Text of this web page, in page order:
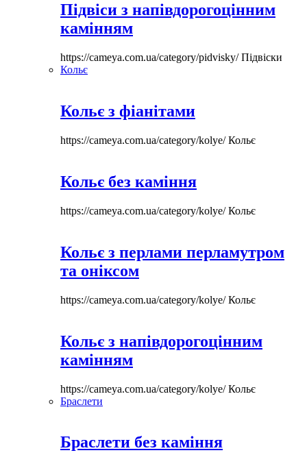
Підвіси з напівдорогоцінним
камінням
https://cameya.com.ua/category/pidvisky/Підвіски
Кольє
Кольє з фіанітами
https://cameya.com.ua/category/kolye/Кольє
Кольє без каміння
https://cameya.com.ua/category/kolye/Кольє
Кольє з перлами перламутром
та оніксом
https://cameya.com.ua/category/kolye/Кольє
Кольє з напівдорогоцінним
камінням
https://cameya.com.ua/category/kolye/Кольє
Браслети
Браслети без каміння